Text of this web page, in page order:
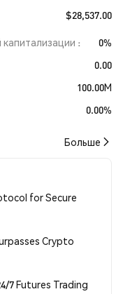
$28,537.00
0%
0.00
100.00M
0.00%
Больше
for Secure
Crypto
7 Futures Trading